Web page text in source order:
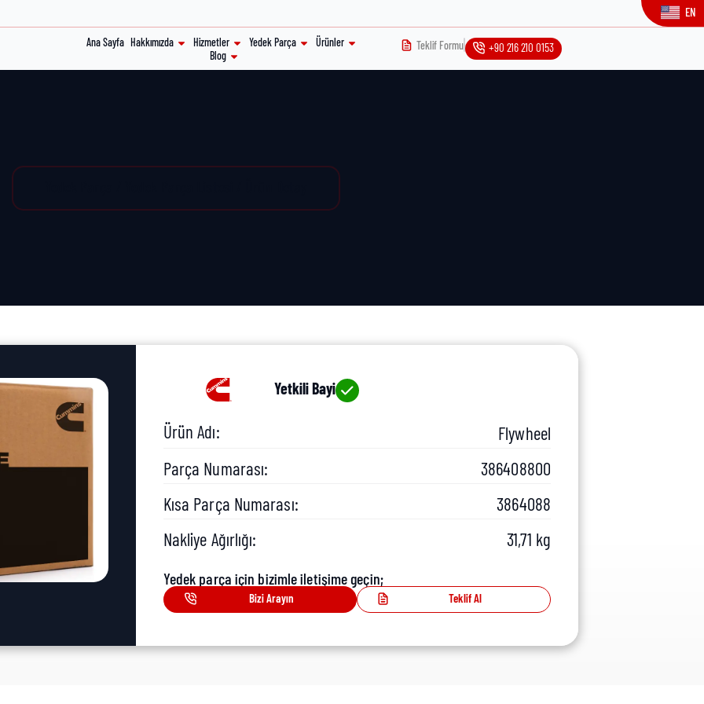
EN
Ana Sayfa Hakkımızda Hizmetler Yedek Parça
Ürünler
Blog
Teklif Formu +90 216 210 0153
Yetkili Bayi
Ürün Adı:
Flywheel
Parça Numarası:
386408800
Kısa Parça Numarası:
3864088
Nakliye Ağırlığı:
31,71 kg
Yedek parça için bizimle iletişime geçin;
Bizi Arayın Teklif Al